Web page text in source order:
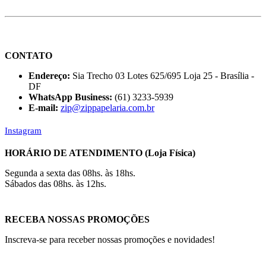
CONTATO
Endereço: Sia Trecho 03 Lotes 625/695 Loja 25 - Brasília -
DF
WhatsApp Business: (61) 3233-5939
E-mail: zip@zippapelaria.com.br
Instagram
HORÁRIO DE ATENDIMENTO (Loja Física)
Segunda a sexta das 08hs. às 18hs.
Sábados das 08hs. às 12hs.
RECEBA NOSSAS PROMOÇÕES
Inscreva-se para receber nossas promoções e novidades!